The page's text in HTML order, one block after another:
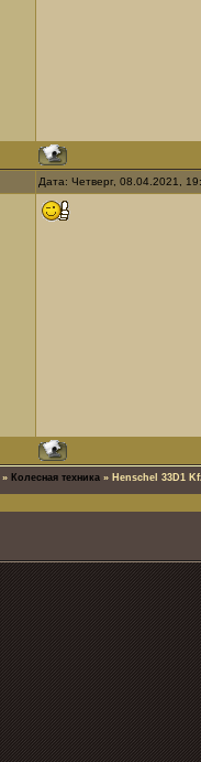
Дата: Четверг, 08.04.2021,
» Колесная техника » Henschel 33D1